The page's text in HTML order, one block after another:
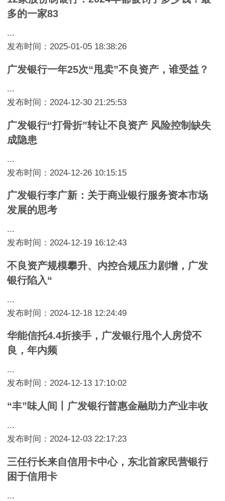
多的一家83
...
发布时间：2025-01-05 18:38:26
广发银行一年25次“甩卖”不良资产，谁受益？
...
发布时间：2024-12-30 21:25:53
广发银行“打骨折”转让不良资产 风险控制缺失
成隐患
...
发布时间：2024-12-26 10:15:15
广发银行李广新：关于商业银行服务资本市场
发展的思考
...
发布时间：2024-12-19 16:12:43
不良资产规模攀升、内控合规压力剧增，广发
银行陷入“
...
发布时间：2024-12-18 12:24:49
华能信托4.4折接手，广发银行甩个人房贷不
良，年内频
...
发布时间：2024-12-13 17:10:02
“丰”味人间丨广发银行普惠金融助力产业丰收
...
发布时间：2024-12-03 22:17:23
三任行长来自信用卡中心，东北首家民营银行
困于信用卡
...